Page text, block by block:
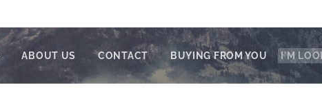
ABOUT US CONTACT BUYING FROM YOU